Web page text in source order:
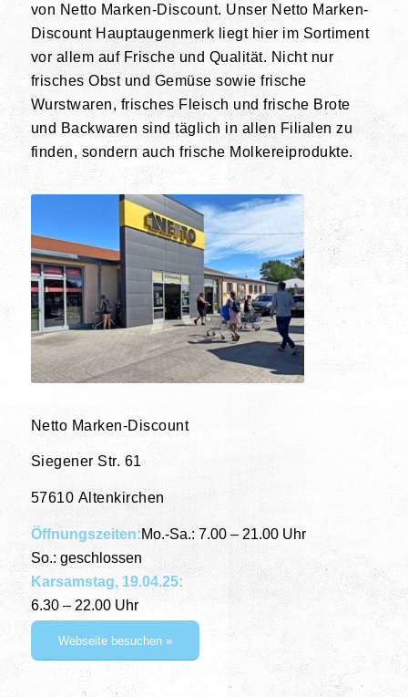
von Netto Marken-Discount. Unser Netto Marken-
Discount Hauptaugenmerk liegt hier im Sortiment
vor allem auf Frische und Qualität. Nicht nur
frisches Obst und Gemüse sowie frische
Wurstwaren, frisches Fleisch und frische Brote
und Backwaren sind täglich in allen Filialen zu
finden, sondern auch frische Molkereiprodukte.
Netto Marken-Discount
Siegener Str. 61
57610 Altenkirchen
Öffnungszeiten:Mo.-Sa.: 7.00 – 21.00 Uhr
So.: geschlossen
Karsamstag, 19.04.25:
6.30 – 22.00 Uhr
Webseite besuchen »